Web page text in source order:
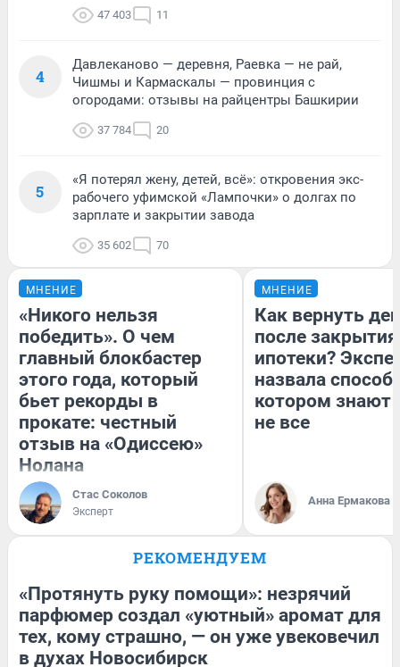
47 403 11
4
Давлеканово — деревня, Раевка — не рай,
Чишмы и Кармаскалы — провинция с
огородами: отзывы на райцентры Башкирии
37 784 20
5
«Я потерял жену, детей, всё»: откровения экс-
рабочего уфимской «Лампочки» о долгах по
зарплате и закрытии завода
35 602 70
МНЕНИЕ
«Никого нельзя
победить». О чем
главный блокбастер
этого года, который
бьет рекорды в
прокате: честный
отзыв на «Одиссею»
Нолана
Стас Соколов
Эксперт
МНЕНИЕ
Как вернуть
после закрытия
ипотеки?
назвала
котором знают
не все
Анна Ермакова
РЕКОМЕНДУЕМ
«Протянуть руку помощи»: незрячий
парфюмер создал «уютный» аромат для
тех, кому страшно, — он уже увековечил
в духах Новосибирск